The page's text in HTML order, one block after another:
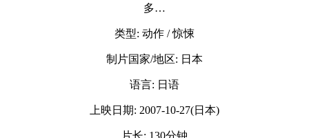
多…
类型: 动作 / 惊悚
制片国家/地区: 日本
语言: 日语
上映日期: 2007-10-27(日本)
片长: 130分钟